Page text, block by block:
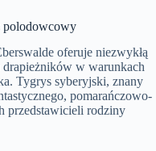
polodowcowy
oferuje niezwykłą
drapieżników w warunkach
Tygrys syberyjski, znany
pomarańczowo-
przedstawicieli rodziny